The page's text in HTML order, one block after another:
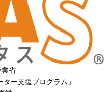
業省
ー支援プログラム」